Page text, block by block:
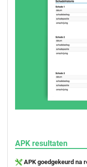
APK resultaten
APK goedgekeurd na